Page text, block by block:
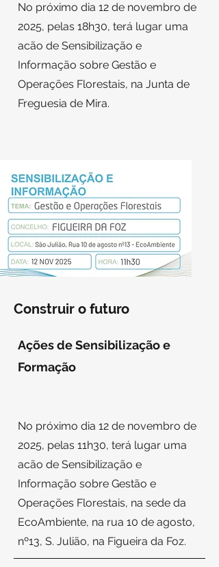
No próximo dia 12 de novembro de
2025, pelas 18h30, terá lugar uma
acão de Sensibilização e
Informação sobre Gestão e
Operações Florestais, na Junta de
Freguesia de Mira.
Construir o futuro
Ações de Sensibilização e
Formação
No próximo dia 12 de novembro de
2025, pelas 11h30, terá lugar uma
acão de Sensibilização e
Informação sobre Gestão e
Operações Florestais, na sede da
EcoAmbiente, na rua 10 de agosto,
nº13, S. Julião, na Figueira da Foz.